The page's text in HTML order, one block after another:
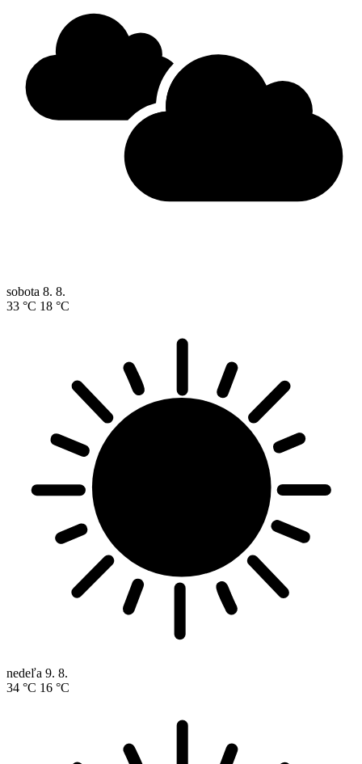
sobota 8. 8.
33 °C 18 °C
nedeľa 9. 8.
34 °C 16 °C